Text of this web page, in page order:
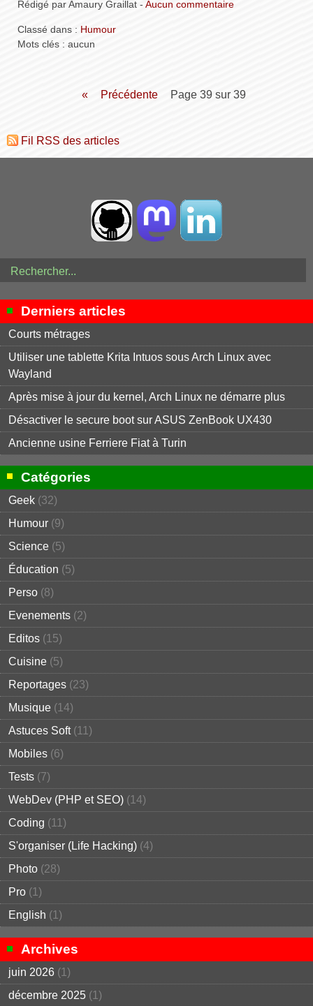
Rédigé par Amaury Graillat - Aucun commentaire
Classé dans : Humour
Mots clés : aucun
« précédente page 39 sur 39
Fil RSS des articles
Derniers articles
Courts métrages
Utiliser une tablette Krita Intuos sous Arch Linux avec
Wayland
Après mise à jour du kernel, Arch Linux ne démarre plus
Désactiver le secure boot sur ASUS ZenBook UX430
Ancienne usine Ferriere Fiat à Turin
Catégories
Geek (32)
Humour (9)
Science (5)
Éducation (5)
Perso (8)
Evenements (2)
Editos (15)
Cuisine (5)
Reportages (23)
Musique (14)
Astuces Soft(11)
Mobiles (6)
Tests (7)
WebDev (PHP et SEO) (14)
Coding (11)
S'organiser (Life Hacking) (4)
Photo (28)
Pro (1)
English (1)
Archives
juin 2026 (1)
décembre 2025 (1)